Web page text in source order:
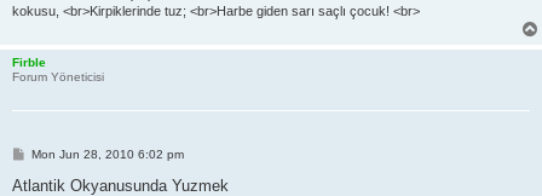
kokusu, <br>Kirpiklerinde tuz; <br>Harbe giden sarı saçlı çocuk! <br>
Firble
Forum Yöneticisi
P
s
Mon Jun 28, 2010 6:02 pm
Atlantik Okyanusunda Yuzmek